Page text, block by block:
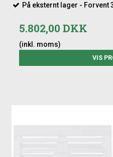
På eksternt lager -
5.802,00 DKK
(inkl. moms)
VIS